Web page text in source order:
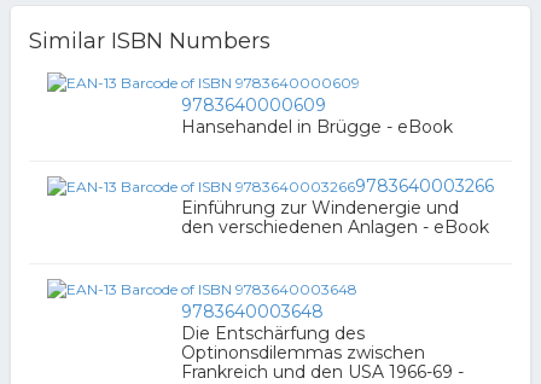
Similar ISBN Numbers
9783640000609
Hansehandel in Brügge - eBook
9783640003266
Einführung zur Windenergie und
den verschiedenen Anlagen - eBook
9783640003648
Die Entschärfung des
Optinonsdilemmas zwischen
Frankreich und den USA 1966-69 -